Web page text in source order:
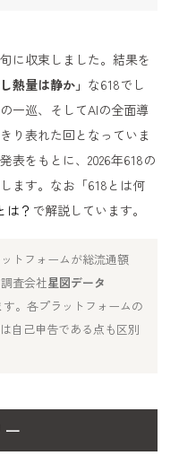
に収束しました。結果を
熱量は静か」 な618でし
一巡、そしてAIの全面導
り表れた回となっていま
表をもとに、2026年618の
ます。なお「618とは何
は？ で解説しています。
トフォームが総流通額
査会社星図データ
。各プラットフォームの
自己申告である点も区別